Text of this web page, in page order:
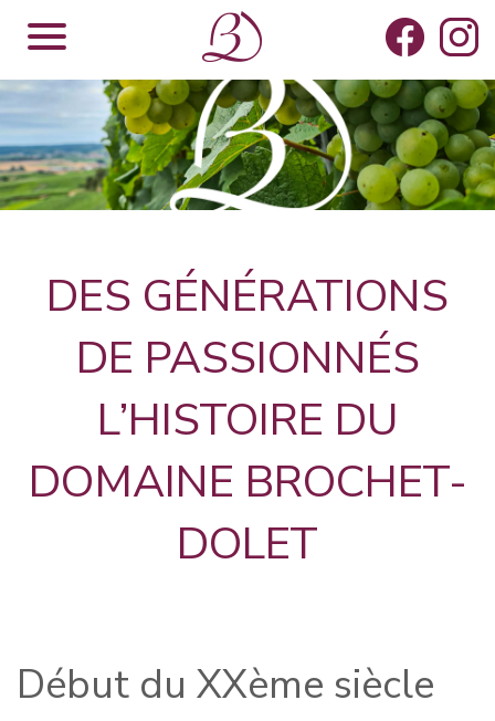
DES GÉNÉRATIONS
DE PASSIONNÉS
L’HISTOIRE DU
DOMAINE BROCHET-
DOLET
Début du XXème siècle